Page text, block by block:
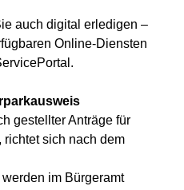
auch digital erledigen –
Online-Diensten
gestellter Anträge für
sich nach dem
im Bürgeramt